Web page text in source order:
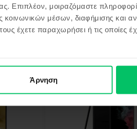
Επιπλέον, μοιραζόμαστε
κοινωνικών μέσων, διαφήμισης και
έχετε παραχωρήσει ή τις οποίες
Άρνηση
με την